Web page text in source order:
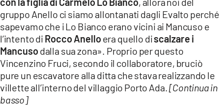
gruppo Anello ci siamo allontanati dagli Evalto perché
sapevamo che i Lo Bianco erano vicini ai Mancuso e
l’intento di Rocco Anelloera quello discalzare i
Mancusodalla sua zona». Proprio per questo
Vincenzino Fruci, secondo il collaboratore, bruciò
pure un escavatore alla ditta che stava realizzando le
villette all’interno del villaggio Porto Ada.[Continua in
basso]